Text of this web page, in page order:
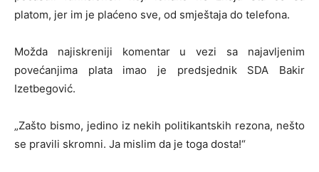
platom, jer im je plaćeno sve, od smještaja do telefona.
Možda najiskreniji komentar u vezi sa najavljenim
povećanjima plata imao je predsjednik SDA Bakir
Izetbegović.
„Zašto bismo, jedino iz nekih politikantskih rezona, nešto
se pravili skromni. Ja mislim da je toga dosta!“